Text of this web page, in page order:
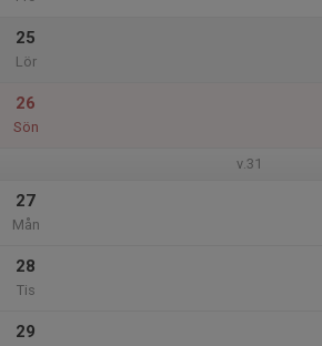
25
Lör
26
Sön
v.31
27
Mån
28
Tis
29